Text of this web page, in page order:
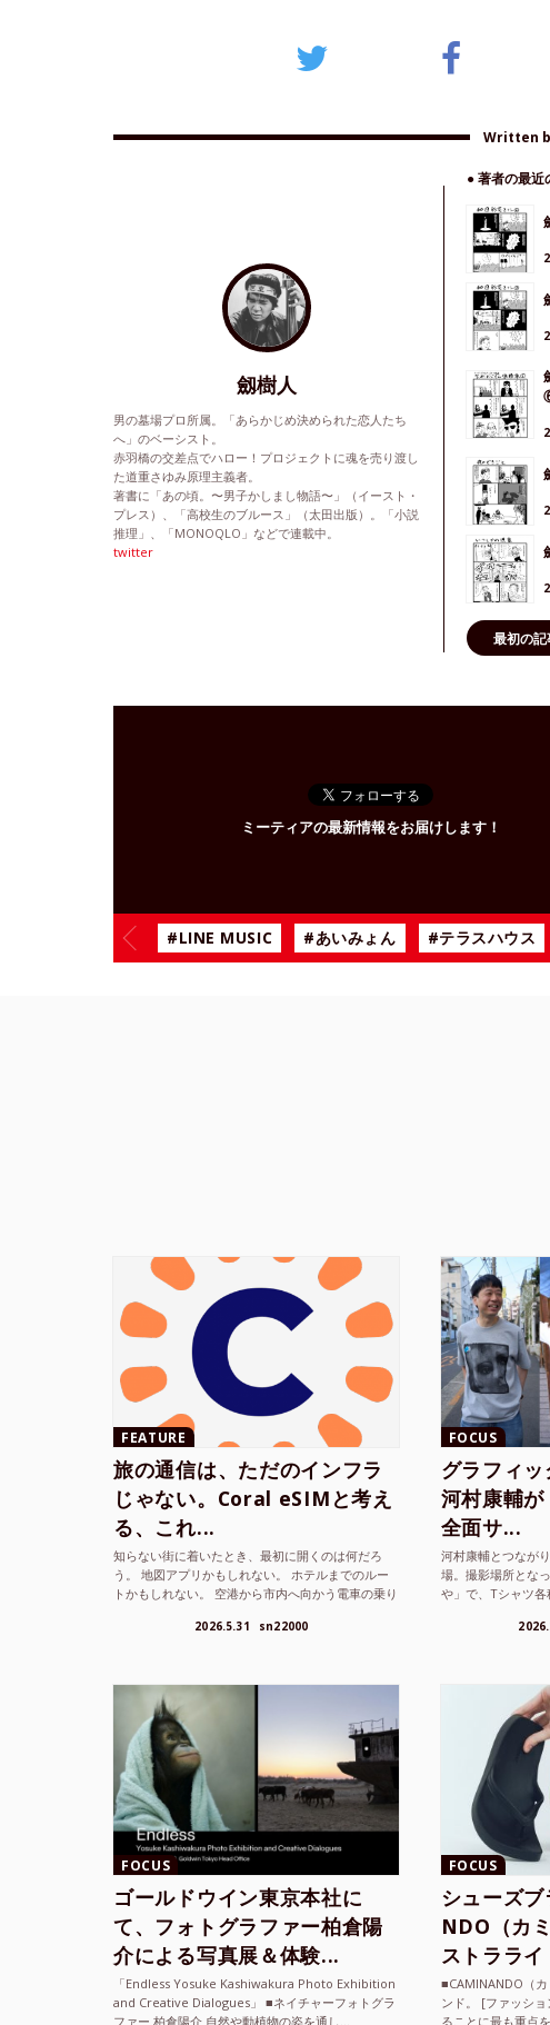
Written
劔樹人
男の墓場プロ所属。「あらかじめ決められた恋人たち
へ」のベーシスト。
赤羽橋の交差点でハロー！プロジェクトに魂を売り渡し
た道重さゆみ原理主義者。
著書に「あの頃。〜男子かしまし物語〜」（イースト・
プレス）、「高校生のブルース」（太田出版）。「小説
推理」、「MONOQLO」などで連載中。
twitter
● 著者の最近
最初の記
ミーティアの最新情報をお届けします！
#LINE MUSIC #あいみょん #テラスハウス
FEATURE
旅の通信は、ただのインフラ
じゃない。Coral eSIMと考え
る、これ...
知らない街に着いたとき、最初に開くのは何だろ
う。 地図アプリかもしれない。 ホテルまでのルー
トかもしれない。 空港から市内へ向かう電車の乗り
て、その街の空...2026.5.31 sn22000
FOCUS
グラフィ
河村康輔
全面サ...
河村康輔とつなが
場。撮影場所とな
や」で、Tシャツ
FOCUS
ゴールドウイン東京本社に
て、フォトグラファー柏倉陽
介による写真展＆体験...
「Endless Yosuke Kashiwakura Photo Exhibition
and Creative Dialogues」 ■ネイチャーフォトグラ
ファー 柏倉陽介 自然や動植物の姿を通し...
FOCUS
シューズ
NDO（カ
ストラライ
■CAMINANDO（
ンド。 [ファッシ
ることに最も重点